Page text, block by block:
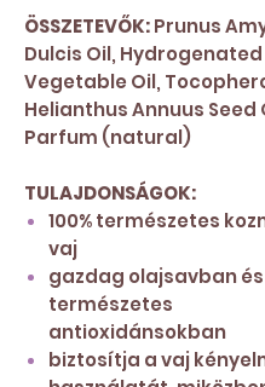
ÖSSZETEVŐK:Prunus
Dulcis Oil, Hydrogenated
Vegetable Oil,
Helianthus Annuus Seed
Parfum (natural)
TULAJDONSÁGOK:
100% természetes
vaj
gazdag olajsavban és
természetes
antioxidánsokban
biztosítja a vaj